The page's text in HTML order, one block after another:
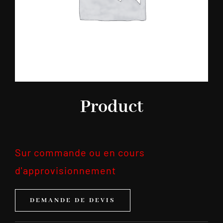
Product
Sur commande ou en cours
d'approvisionnement
DEMANDE DE DEVIS